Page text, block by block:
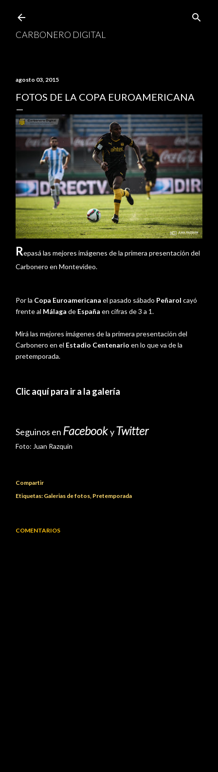
CARBONERO DIGITAL
agosto 03, 2015
FOTOS DE LA COPA EUROAMERICANA
Repasá las mejores imágenes de la primera presentación del
Carbonero en Montevideo.
Por la Copa Euroamericana el pasado sábado Peñarol cayó
frente al Málaga de España en cifras de 3 a 1.
Mirá las mejores imágenes de la primera presentación del
Carbonero en el Estadio Centenario en lo que va de la
pretemporada.
Clic aquí para ir a la galería
Seguinos en FacebookyTwitter
Foto: Juan Razquin
Compartir
Etiquetas: Galerias de fotos Pretemporada
COMENTARIOS